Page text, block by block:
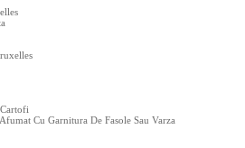
Cu Garnitura De Fasole Sau Varza